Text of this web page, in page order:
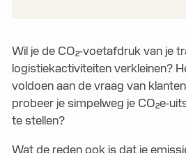
Wil je de CO₂-voetafdruk van je
logistiekactiviteiten verkleinen?
voldoen aan de vraag van
probeer je simpelweg je CO₂e-
te stellen?
Wat de reden ook is dat je